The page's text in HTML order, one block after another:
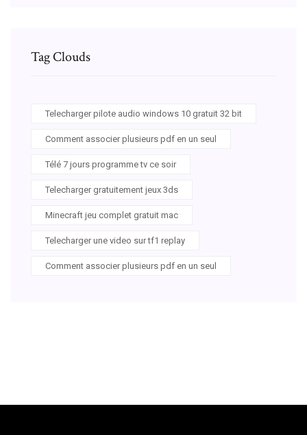
Tag Clouds
Telecharger pilote audio windows 10 gratuit 32 bit
Comment associer plusieurs pdf en un seul
Télé 7 jours programme tv ce soir
Telecharger gratuitement jeux 3ds
Minecraft jeu complet gratuit mac
Telecharger une video sur tf1 replay
Comment associer plusieurs pdf en un seul